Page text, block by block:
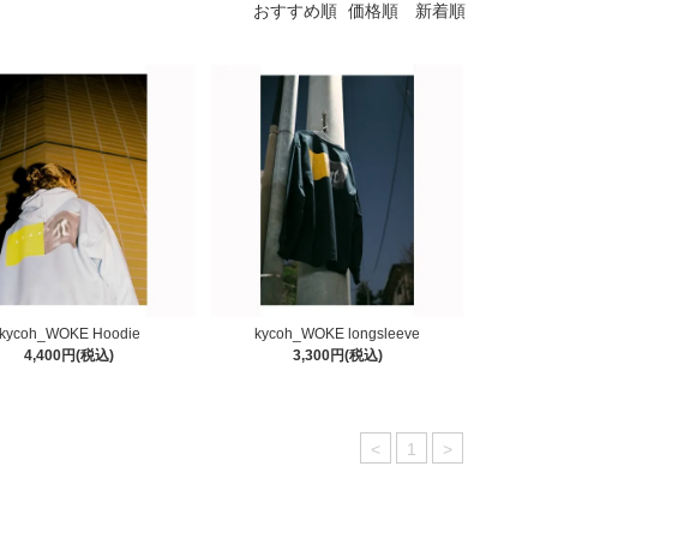
おすすめ順 価格順 新着順
kycoh_WOKE Hoodie
4,400円(税込)
kycoh_WOKE longsleeve
3,300円(税込)
< 1 >